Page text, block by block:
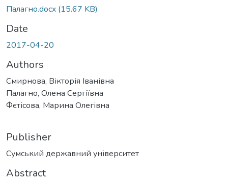
Палагно.docx (15.67 KB)
Date
2017-04-20
Authors
Смирнова, Вікторія Іванівна
Палагно, Олена Сергіївна
Фєтісова, Марина Олегівна
Publisher
Сумський державний університет
Abstract